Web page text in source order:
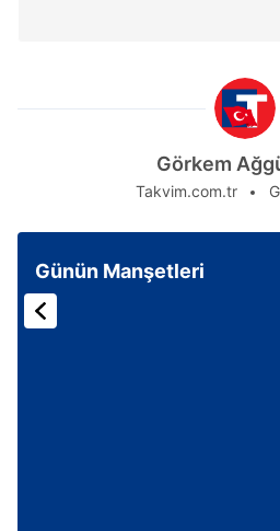
Görkem
Takvim.com.tr
Günün Manşetleri